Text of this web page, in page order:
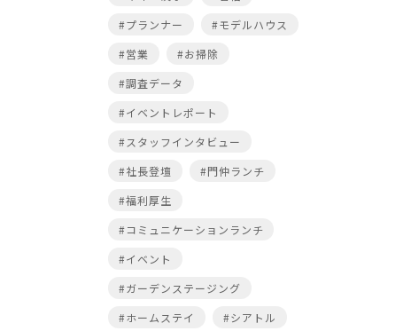
#プランナー
#モデルハウス
#営業
#お掃除
#調査データ
#イベントレポート
#スタッフインタビュー
#社長登壇
#門仲ランチ
#福利厚生
#コミュニケーションランチ
#イベント
#ガーデンステージング
#ホームステイ
#シアトル